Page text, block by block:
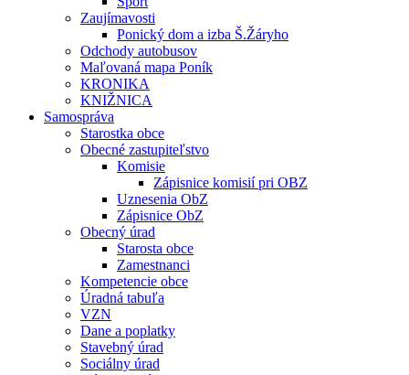
Zaujímavosti
Ponický dom a izba Š.Žáryho
Odchody autobusov
Maľovaná mapa Poník
KRONIKA
KNIŽNICA
Samospráva
Starostka obce
Obecné zastupiteľstvo
Komisie
Zápisnice komisií pri OBZ
Uznesenia ObZ
Zápisnice ObZ
Obecný úrad
Starosta obce
Zamestnanci
Kompetencie obce
Úradná tabuľa
VZN
Dane a poplatky
Stavebný úrad
Sociálny úrad